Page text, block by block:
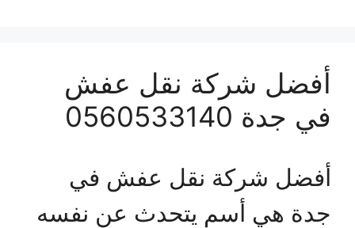
أفضل شركة نقل عفش
في جدة 0560533140
أفضل شركة نقل عفش في
جدة هي أسم يتحدث عن نفسه